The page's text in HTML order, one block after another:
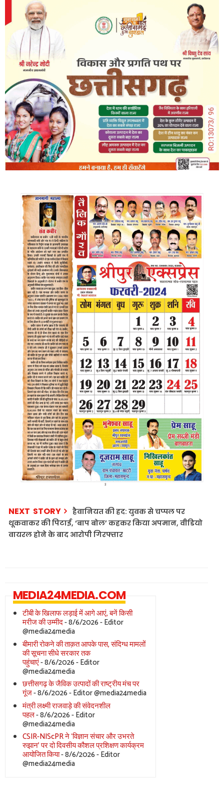
NEXT STORY
हैवानियत की हद: युवक से चप्पल पर
थूकवाकर की पिटाई, ‘बाप बोल’ कहकर किया अपमान, वीडियो
वायरल होने के बाद आरोपी गिरफ्तार
MEDIA24MEDIA.COM
टीबी के खिलाफ लड़ाई में आगे आएं, बनें किसी
मरीज की उम्मीद- 8/6/2026- Editor
@media24media
बीमारी रोकने की ताक़त आपके पास, संदिग्ध मामलों
की सूचना सीधे सरकार तक
पहुंचाएं- 8/6/2026- Editor
@media24media
छत्तीसगढ़ के जैविक उत्पादों की राष्ट्रीय मंच पर
गूंज- 8/6/2026- Editor @media24media
मंत्री लक्ष्मी राजवाड़े की संवेदनशील
पहल- 8/6/2026- Editor
@media24media
CSIR-NIScPR ने ‘विज्ञान संचार और उभरते
रुझान’ पर दो दिवसीय कौशल प्रशिक्षण कार्यक्रम
आयोजित किया- 8/6/2026- Editor
@media24media